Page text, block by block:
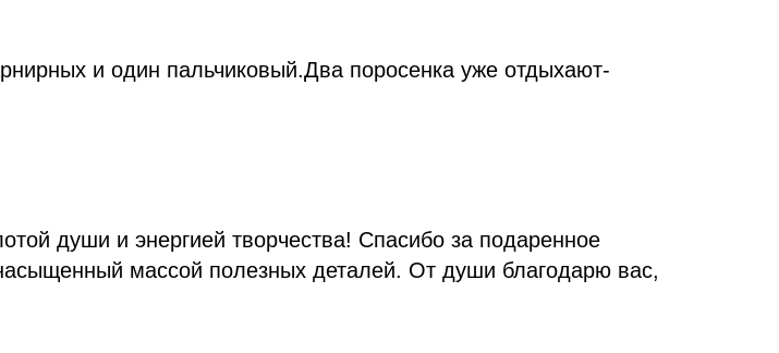
и один пальчиковый.Два поросенка уже отдыхают-
души и энергией творчества! Спасибо за подаренное
массой полезных деталей. От души благодарю вас,